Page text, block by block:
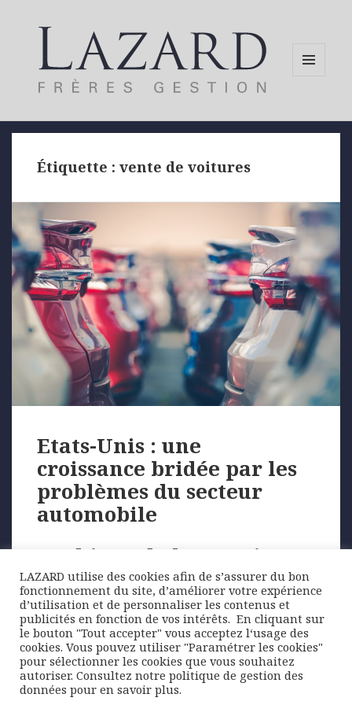
Étiquette :vente de voitures
Etats-Unis : une
croissance bridée par les
problèmes du secteur
automobile
Graphique de la semaine
Les ventes de voitures ont de nouveau baissé au
mois d’août. Seulement 1,08 million de véhicules …
Posted
on
13 septembre 2021 Author
Lazard Freres Gestion
Categories
Graphique de la semaine
Tags
croissance,états-unis,secteur
automobile,vente de voitures
LAZARD utilise des cookies afin de s’assurer du bon
fonctionnement du site, d’améliorer votre expérience
d’utilisation et de personnaliser les contenus et
publicités en fonction de vos intérêts. ​ En cliquant sur
le bouton "Tout accepter" vous acceptez l‘usage des
cookies. Vous pouvez utiliser "Paramétrer les cookies"
pour sélectionner les cookies que vous souhaitez
autoriser. Consultez notre politique de gestion des
données pour en savoir plus.